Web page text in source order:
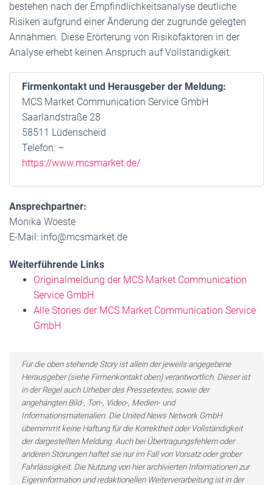
bestehen nach der Empfindlichkeitsanalyse deutliche
Risiken aufgrund einer Änderung der zugrunde gelegten
Annahmen. Diese Erörterung von Risikofaktoren in der
Analyse erhebt keinen Anspruch auf Vollständigkeit.
Firmenkontakt und Herausgeber der Meldung:
MCS Market Communication Service GmbH
Saarlandstraße 28
58511 Lüdenscheid
Telefon: –
https://www.mcsmarket.de/
Ansprechpartner:
Monika Woeste
E-Mail: info@mcsmarket.de
Weiterführende Links
Originalmeldung der MCS Market Communication
Service GmbH
Alle Stories der MCS Market Communication Service
GmbH
Für die oben stehende Story ist allein der jeweils angegebene
Herausgeber (siehe Firmenkontakt oben) verantwortlich. Dieser ist
in der Regel auch Urheber des Pressetextes, sowie der
angehängten Bild-, Ton-, Video-, Medien- und
Informationsmaterialien. Die United News Network GmbH
übernimmt keine Haftung für die Korrektheit oder Vollständigkeit
der dargestellten Meldung. Auch bei Übertragungsfehlern oder
anderen Störungen haftet sie nur im Fall von Vorsatz oder grober
Fahrlässigkeit. Die Nutzung von hier archivierten Informationen zur
Eigeninformation und redaktionellen Weiterverarbeitung ist in der